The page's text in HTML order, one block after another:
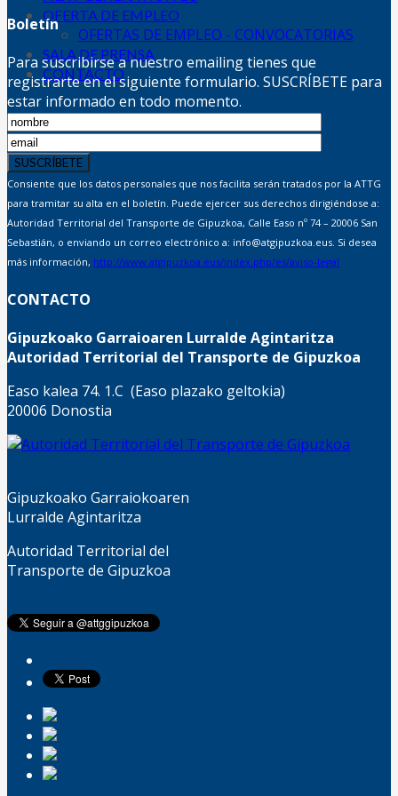
OFERTA DE EMPLEO
OFERTAS DE EMPLEO - CONVOCATORIAS
SALA DE PRENSA
CONTACTO
Boletín
Para suscribirse a nuestro emailing tienes que
registrarte en el siguiente formulario. SUSCRÍBETE para
estar informado en todo momento.
Consiente que los datos personales que nos facilita serán tratados por la ATTG
para tramitar su alta en el boletín. Puede ejercer sus derechos dirigiéndose a:
Autoridad Territorial del Transporte de Gipuzkoa, Calle Easo nº 74 – 20006 San
Sebastián, o enviando un correo electrónico a: info@atgipuzkoa.eus. Si desea
más información, http://www.atgipuzkoa.eus/index.php/es/aviso-legal
CONTACTO
Gipuzkoako Garraioaren Lurralde Agintaritza
Autoridad Territorial del Transporte de Gipuzkoa
Easo kalea 74. 1.C (Easo plazako geltokia)
20006 Donostia
Gipuzkoako Garraiokoaren
Lurralde Agintaritza
Autoridad Territorial del
Transporte de Gipuzkoa